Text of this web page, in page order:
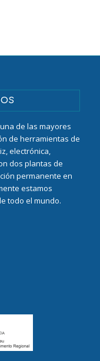
de las mayores
de herramientas de
electrónica,
dos plantas de
permanente en
estamos
todo el mundo.